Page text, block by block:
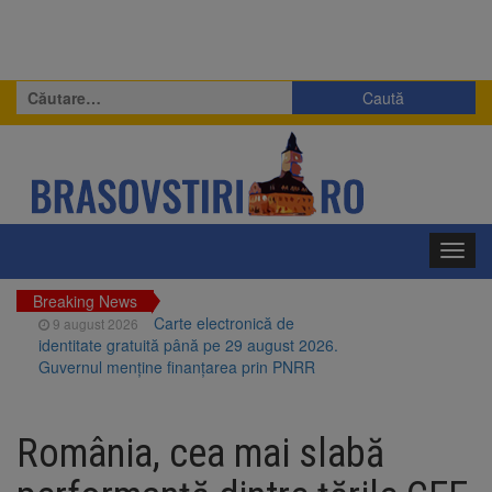
Caută
după:
Breaking News
9 august 2026
Carte electronică de
identitate gratuită până pe 29 august 2026.
Guvernul menține finanțarea prin PNRR
Brașovului vor fi restaurate. Contractul de
finanțare a fost semnat
România, cea mai slabă